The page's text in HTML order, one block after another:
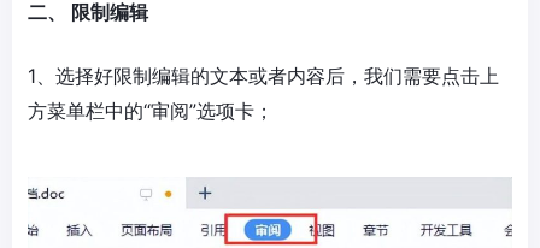
二、 限制编辑
1、选择好限制编辑的文本或者内容后，我们需要点击上
方菜单栏中的“审阅”选项卡；